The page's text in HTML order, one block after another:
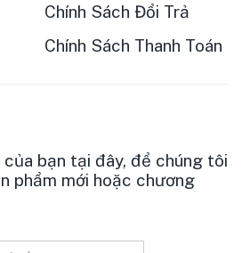
Chính Sách Đổi Trả
Chính Sách Thanh Toán
bạn tại đây, để chúng tôi
phẩm mới hoặc chương